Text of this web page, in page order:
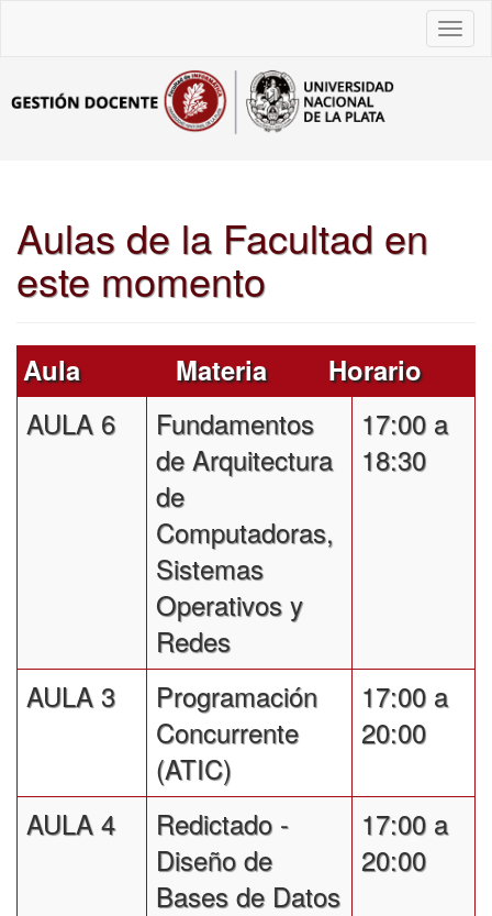
Aulas de la Facultad en
este momento
Aula Materia
Horario
AULA 6
Fundamentos
de Arquitectura
de
Computadoras,
Sistemas
Operativos y
Redes
17:00 a
18:30
AULA 3
Programación
Concurrente
(ATIC)
17:00 a
20:00
AULA 4
Redictado -
Diseño de
Bases de Datos
17:00 a
20:00